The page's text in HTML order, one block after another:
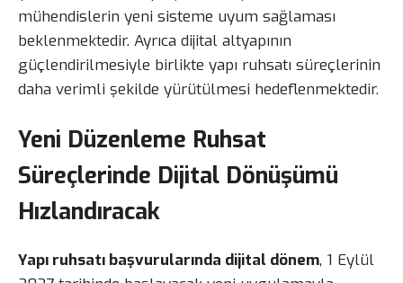
mühendislerin yeni sisteme uyum sağlaması
beklenmektedir. Ayrıca dijital altyapının
güçlendirilmesiyle birlikte yapı ruhsatı süreçlerinin
daha verimli şekilde yürütülmesi hedeflenmektedir.
Yeni Düzenleme Ruhsat
Süreçlerinde Dijital Dönüşümü
Hızlandıracak
Yapı ruhsatı başvurularında dijital dönem, 1 Eylül